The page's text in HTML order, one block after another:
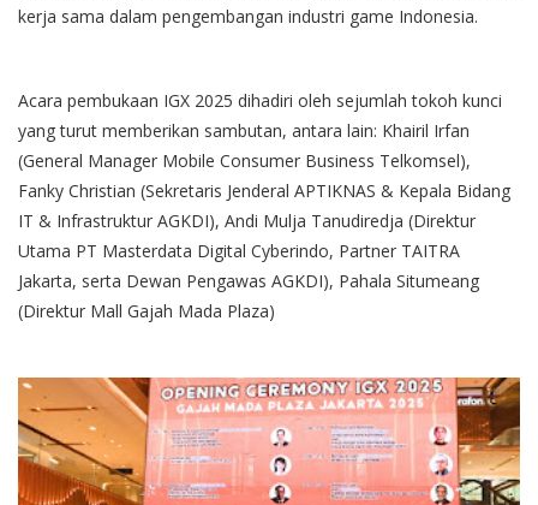
kerja sama dalam pengembangan industri game Indonesia.
Acara pembukaan IGX 2025 dihadiri oleh sejumlah tokoh kunci
yang turut memberikan sambutan, antara lain: Khairil Irfan
(General Manager Mobile Consumer Business Telkomsel),
Fanky Christian (Sekretaris Jenderal APTIKNAS & Kepala Bidang
IT & Infrastruktur AGKDI), Andi Mulja Tanudiredja (Direktur
Utama PT Masterdata Digital Cyberindo, Partner TAITRA
Jakarta, serta Dewan Pengawas AGKDI), Pahala Situmeang
(Direktur Mall Gajah Mada Plaza)